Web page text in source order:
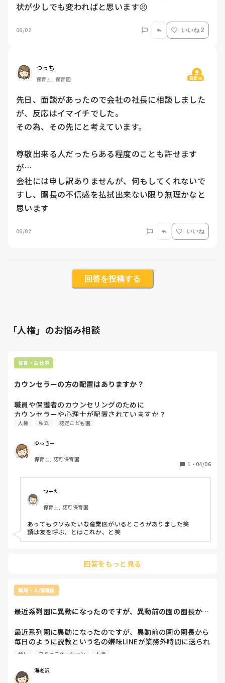
状が少しでも変わればと思います😣
06/02 いいね 2
つっち
保育士, 保育園 質問主
先日、面談があったので会社の社長に相談しました
が、反応はイマイチでした。
その為、その先にと考えています。
尊敬出来る人だったらある程度のことも許せます
が…
会社には申し訳ありませんが、何もしてくれないで
すし、園長の不信感を払拭出来ない限り無理かなと
思います
06/02 いいね
回答を投稿する
「人権」のお悩み相談
保育・お仕事
カウンセラーの方の配置はありますか？
職員や保護者のカウンセリングのために
人権 私立 認定こども園
ゆっきー
保育士, 認可保育園
1 ・ 04/06
つーた
保育士, 認可保育園
あってもクソみたいな産業医がいるところがありました笑
類は友を呼ぶ、とはこれか、と笑
回答をもっと見る
職場・人間関係
最近系列園に異動になったのですが、異動前の園の園長から
最近系列園に異動になったのですが、異動前の園の園長から
毎日のように説教という名の嫌味LINEが業務外時間に送られ
てきます。
生に迷惑だとか、人格否定をするものばかりです。私が以前
の園で全く仕事をしなかった等ならわかりますが、同僚たち
脅し コミュニケーション 人権
海老沢